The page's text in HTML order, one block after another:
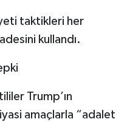
taktikleri her
kullandı.
Trump’ın
amaçlarla “adalet